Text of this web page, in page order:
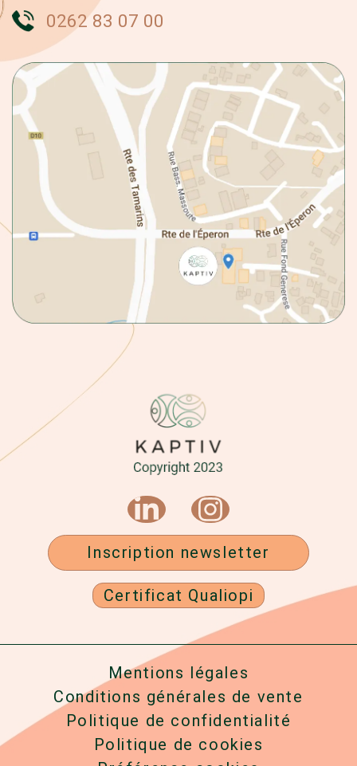
0262 83 07 00
Inscription newsletter
Certificat Qualiopi
Mentions légales
Conditions générales de vente
Politique de confidentialité
Politique de cookies